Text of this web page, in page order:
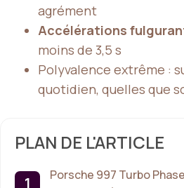
agrément
Accélérations
moins de 3,5 s
Polyvalence extrême :
quotidien, quelles que
PLAN DE L'ARTICLE
Porsche 997 Turbo